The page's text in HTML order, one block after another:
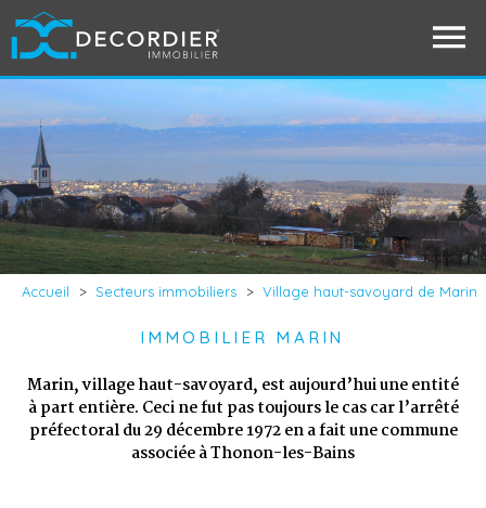
Accueil > Secteurs immobiliers > Village haut-savoyard de Marin
IMMOBILIER MARIN
Marin, village haut-savoyard, est aujourd’hui une entité
à part entière. Ceci ne fut pas toujours le cas car l’arrêté
préfectoral du 29 décembre 1972 en a fait une commune
associée à Thonon-les-Bains